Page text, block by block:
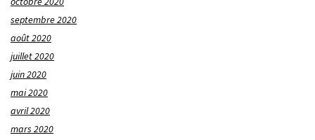
septembre 2020
août 2020
juillet 2020
juin 2020
mai 2020
avril 2020
mars 2020